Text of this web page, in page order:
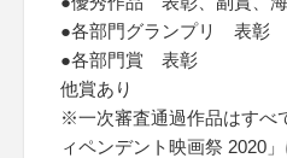
●各部門グランプリ 表彰
●各部門賞 表彰
他賞あり
※一次審査通過作品はすべ
ィペンデント映画祭 2020